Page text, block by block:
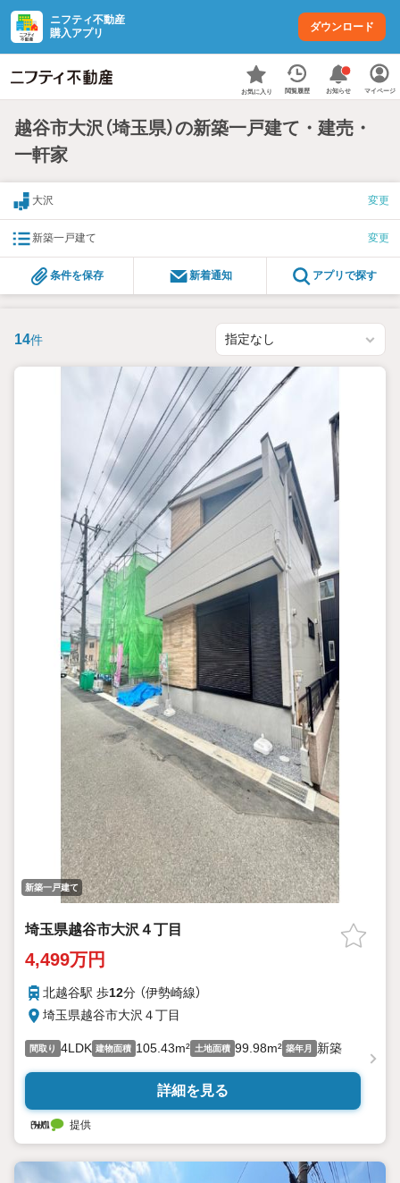
ニフティ不動産
購入アプリ
ダウンロード
お気に入り 閲覧履歴 お知らせ マイページ
越谷市大沢（埼玉県）の新築一戸建て・建売・
一軒家
大沢 変更
新築一戸建て 変更
条件を保存 新着通知 アプリで探す
14件
新築一戸建て
埼玉県越谷市大沢４丁目
4,499万円
北越谷駅 歩12分 （伊勢崎線）
埼玉県越谷市大沢４丁目
間取り 4LDK 建物面積 105.43m² 土地面積 99.98m² 築年月 新築
詳細を見る
提供